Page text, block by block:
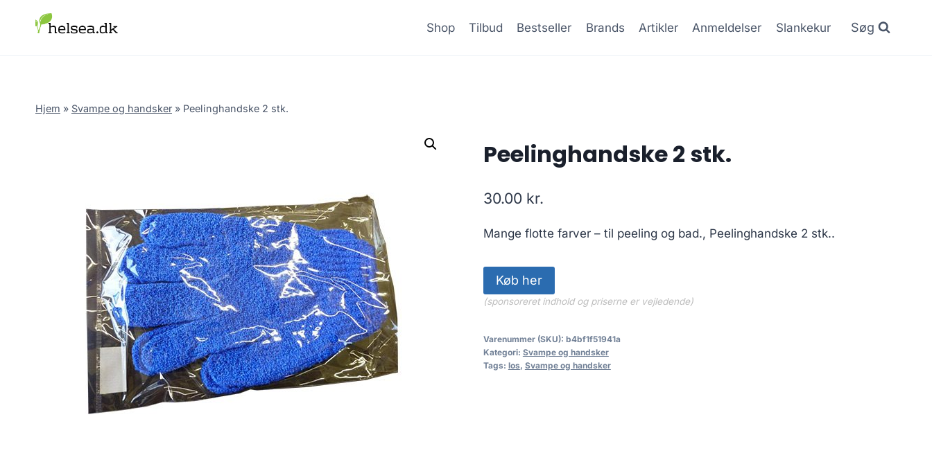
Shop Tilbud Bestseller Brands Artikler Anmeldelser Slankekur Søg
Hjem » Svampe og handsker » Peelinghandske 2 stk.
Peelinghandske 2 stk.
30.00 kr.
Mange flotte farver – til peeling og bad., Peelinghandske 2 stk..
Køb her
(sponsoreret indhold og priserne er vejledende)
Varenummer (SKU): b4bf1f51941a
Kategori: Svampe og handsker
Tags: los, Svampe og handsker